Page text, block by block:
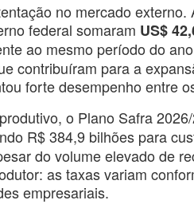
no mercado
federal somaram US$
ao mesmo período do
contribuíram para a
forte desempenho entre
o Plano Safra
R$ 384,9 bilhões para
do volume elevado de
as taxas variam
empresariais.